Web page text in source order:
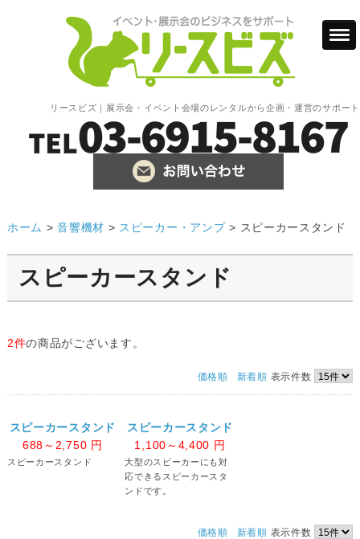
リースビズ｜展示会・イベント会場のレンタルから企画・運営のサポート
ホーム >音響機材 > スピーカー・アンプ > スピーカースタンド
スピーカースタンド
2件の商品がございます。
価格順 新着順 表示件数
スピーカースタンド
688～2,750 円
スピーカースタンド
スピーカースタンド
1,100～4,400 円
大型のスピーカーにも対
応できるスピーカースタ
ンドです。
価格順 新着順 表示件数